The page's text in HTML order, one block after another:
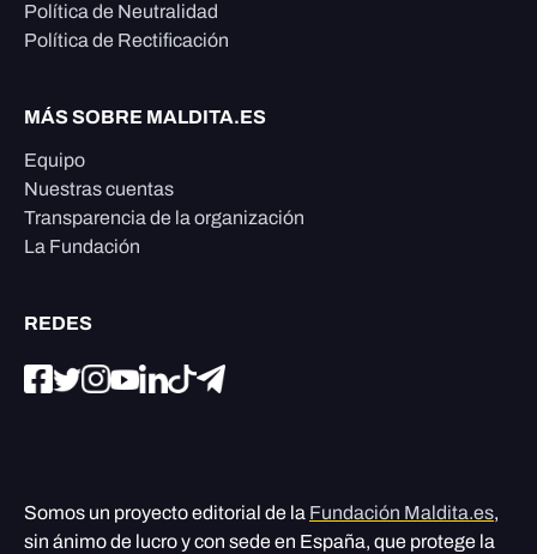
Política de Neutralidad
Política de Rectificación
MÁS SOBRE MALDITA.ES
Equipo
Nuestras cuentas
Transparencia de la organización
La Fundación
REDES
Somos un proyecto editorial de la Fundación Maldita.es,
sin ánimo de lucro y con sede en España, que protege la